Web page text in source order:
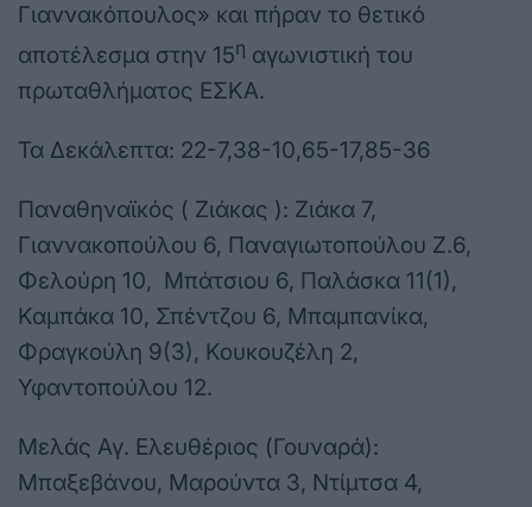
Γιαννακόπουλος» και πήραν το θετικό
αποτέλεσμα στην 15η αγωνιστική του
πρωταθλήματος ΕΣΚΑ.
Τα Δεκάλεπτα: 22-7,38-10,65-17,85-36
Παναθηναϊκός ( Ζιάκας ): Ζιάκα 7,
Γιαννακοπούλου 6, Παναγιωτοπούλου Ζ.6,
Φελούρη 10, Μπάτσιου 6, Παλάσκα 11(1),
Καμπάκα 10, Σπέντζου 6, Μπαμπανίκα,
Φραγκούλη 9(3), Κουκουζέλη 2,
Υφαντοπούλου 12.
Μελάς Αγ. Ελευθέριος (Γουναρά):
Μπαξεβάνου, Μαρούντα 3, Ντίμτσα 4,